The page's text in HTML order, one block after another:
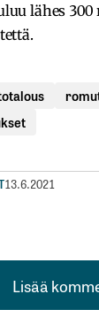
lähes 300
13.6.2021
Lisää
Lisää